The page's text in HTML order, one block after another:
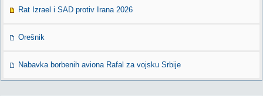
Rat Izrael i SAD protiv Irana 2026
Orešnik
Nabavka borbenih aviona Rafal za vojsku Srbije